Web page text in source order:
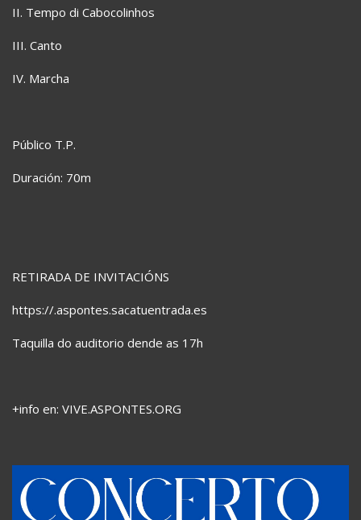
II. Tempo di Cabocolinhos
III. Canto
IV. Marcha
Público T.P.
Duración: 70m
RETIRADA DE INVITACIÓNS
https://.aspontes.sacatuentrada.es
Taquilla do auditorio dende as 17h
+info en: VIVE.ASPONTES.ORG